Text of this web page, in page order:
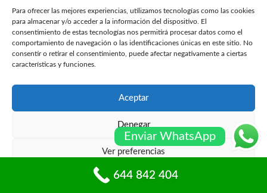
Para ofrecer las mejores experiencias, utilizamos tecnologías como las cookies
para almacenar y/o acceder a la información del dispositivo. El
consentimiento de estas tecnologías nos permitirá procesar datos como el
comportamiento de navegación o las identificaciones únicas en este sitio. No
consentir o retirar el consentimiento, puede afectar negativamente a ciertas
características y funciones.
Aceptar
Denegar
Ver preferencias
Política de cookiesPolíticas de privacidad
644 842 404
info@mcpuertas.com
Whatsapp
Presupuesto Gratis
Nombre*
Email*
Enviar WhatsApp
644 842 404